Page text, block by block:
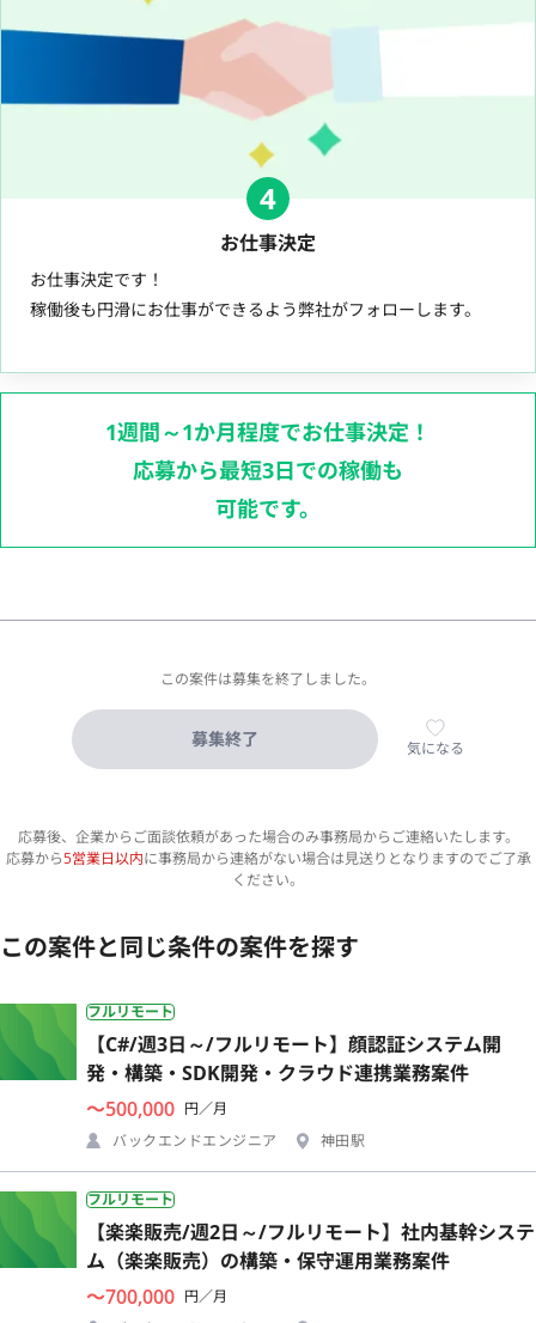
4
お仕事決定
お仕事決定です！
稼働後も円滑にお仕事ができるよう弊社がフォローします。
1週間～1か月程度でお仕事決定！
応募から最短3日での稼働も
可能です。
この案件は募集を終了しました。
募集終了 気になる
応募後、企業からご面談依頼があった場合のみ事務局からご連絡いたします。
応募から5営業日以内に事務局から連絡がない場合は見送りとなりますのでご了承
ください。
この案件と同じ条件の案件を探す
フルリモート
【C#/週3日～/フルリモート】顔認証システム開
発・構築・SDK開発・クラウド連携業務案件
〜500,000 円／月
バックエンドエンジニア
神田駅
フルリモート
【楽楽販売/週2日～/フルリモート】社内基幹システ
ム（楽楽販売）の構築・保守運用業務案件
〜700,000 円／月